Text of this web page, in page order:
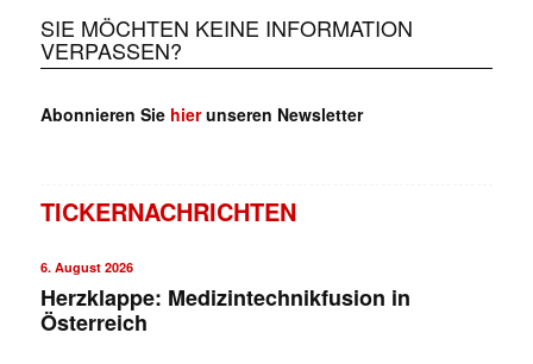
SIE MÖCHTEN KEINE INFORMATION
VERPASSEN?
Abonnieren Sie hierunseren Newsletter
TICKERNACHRICHTEN
6. August 2026
Herzklappe: Medizintechnikfusion in
Österreich